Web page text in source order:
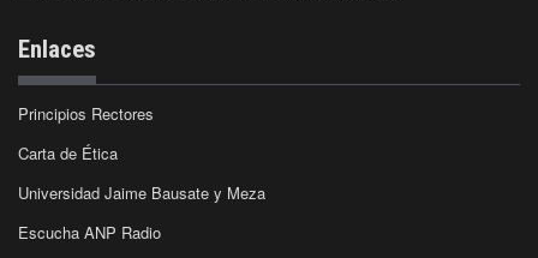
Enlaces
Principios Rectores
Carta de Ética
Universidad Jaime Bausate y Meza
Escucha ANP Radio